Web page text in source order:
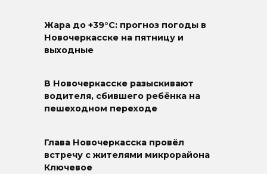
Жара до +39°C: прогноз погоды в
Новочеркасске на пятницу и
выходные
В Новочеркасске разыскивают
водителя, сбившего ребёнка на
пешеходном переходе
Глава Новочеркасска провёл
встречу с жителями микрорайона
Ключевое